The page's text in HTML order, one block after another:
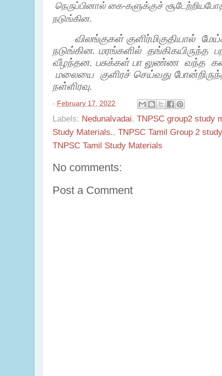
நெருப்பினால் கை-களுக்குச்
நடுங்கின.
விலங்குகள் குளிர்மிகுதியால்
நடுங்கின. மரங்களில் தங்கிகயிருந்த
வீழந்தன. பசுக்கள் பா லுண்ண வந்த
மலையை குளிரச் செய்வது
நள்ளிரவு.
- February 17, 2022
Labels: Nedunalvadai, TNPSC group2 study
Study Materials., TNPSC Tamil Group 2
TNPSC Tamil Study Materials
No comments:
Post a Comment